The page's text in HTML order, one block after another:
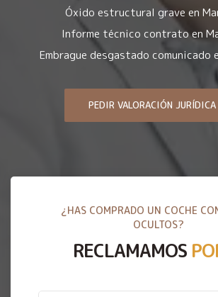
Óxido estructural grave en
Informe técnico contrato en
Embrague desgastado comunicado
PEDIR VALORACIÓN JURÍDICA
¿HAS COMPRADO UN COCHE
OCULTOS?
RECLAMAMOS